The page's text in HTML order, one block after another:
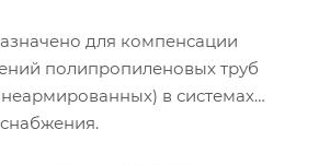
для компенсации
полипропиленовых труб
в системах